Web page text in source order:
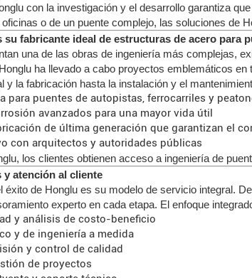
con la investigación y el desarrollo garantiza
o de un puente complejo, las soluciones de
su fabricante ideal de estructuras de acero para
una de las obras de ingeniería más complejas,
ha llevado a cabo proyectos emblemáticos
y la fabricación hasta la instalación y el
para puentes de autopistas, ferrocarriles y
avanzados para una mayor vida útil
de última generación que garantizan el
con arquitectos y autoridades públicas
los clientes obtienen acceso a ingeniería de
atención al cliente
éxito de Honglu es su modelo de servicio integral.
experto en cada etapa. El enfoque
y análisis de costo-beneficio
y de ingeniería a medida
y control de calidad
de proyectos